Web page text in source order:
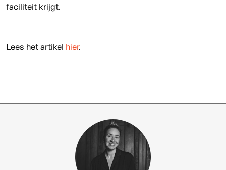
faciliteit krijgt.
Lees het artikel hier.